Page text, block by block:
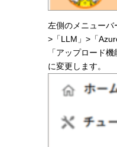
左側のメニューバ
>「LLM」>「
「アップロード
に変更します。